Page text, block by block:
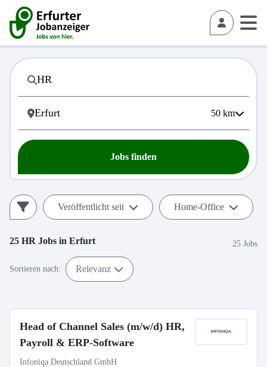
50 km
Jobs finden
Veröffentlicht seit Home-Office
25 HR Jobs in Erfurt 25 Jobs
Sortieren nach: Relevanz
Head of Channel Sales (m/w/d) HR,
Payroll & ERP-Software
Infoniqa Deutschland GmbH